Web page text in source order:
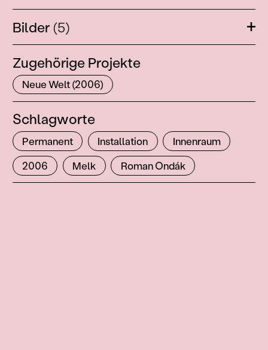
Bilder (5)
Zugehörige Projekte
Neue Welt (2006)
Schlagworte
Permanent Installation
Innenraum
2006
Melk Roman Ondák